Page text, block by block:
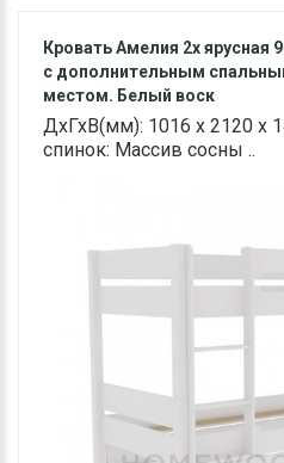
Кровать Амелия 2х ярусная
с дополнительным
местом. Белый воск
ДхГхВ(мм): 1016 х 2120 х
спинок: Массив сосны ..